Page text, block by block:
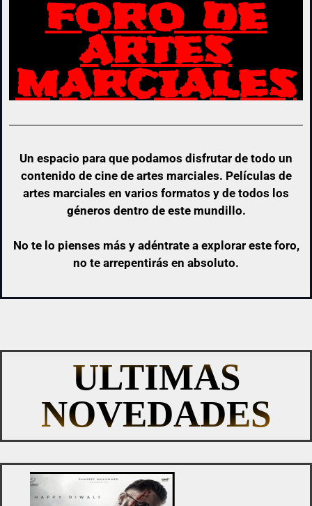
FORO DE
ARTES
MARCIALES
Un espacio para que podamos disfrutar de todo un
contenido de cine de artes marciales. Películas de
artes marciales en varios formatos y de todos los
géneros dentro de este mundillo.
No te lo pienses más y adéntrate a explorar este foro,
no te arrepentirás en absoluto.
ULTIMAS
NOVEDADES